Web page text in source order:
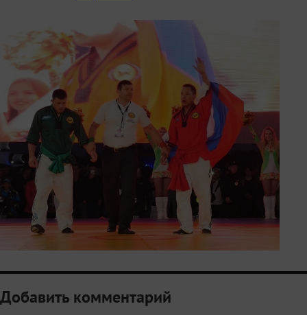
Добавить комментарий